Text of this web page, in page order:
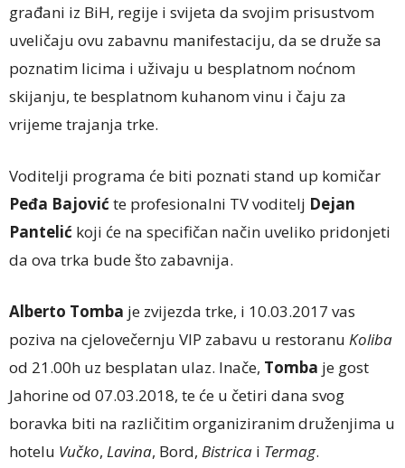
građani iz BiH, regije i svijeta da svojim prisustvom
uveličaju ovu zabavnu manifestaciju, da se druže sa
poznatim licima i uživaju u besplatnom noćnom
skijanju, te besplatnom kuhanom vinu i čaju za
vrijeme trajanja trke.
Voditelji programa će biti poznati stand up komičar
Peđa Bajović te profesionalni TV voditelj Dejan
Pantelić koji će na specifičan način uveliko pridonjeti
da ova trka bude što zabavnija.
Alberto Tomba je zvijezda trke, i 10.03.2017 vas
poziva na cjelovečernju VIP zabavu u restoranu Koliba
od 21.00h uz besplatan ulaz. Inače, Tomba je gost
Jahorine od 07.03.2018, te će u četiri dana svog
boravka biti na različitim organiziranim druženjima u
hotelu Vučko, Lavina, Bord, Bistrica i Termag.